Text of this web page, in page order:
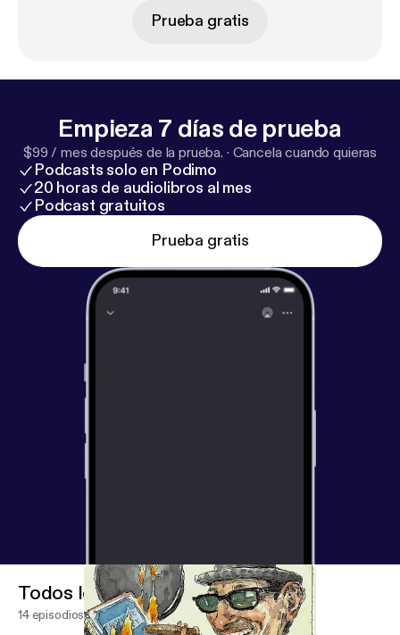
Prueba gratis
Empieza 7 días de prueba
$99 / mes después de la prueba. · Cancela cuando quieras
Podcasts solo en Podimo
20 horas de audiolibros al mes
Podcast gratuitos
Prueba gratis
Todos los episodios
14 episodios